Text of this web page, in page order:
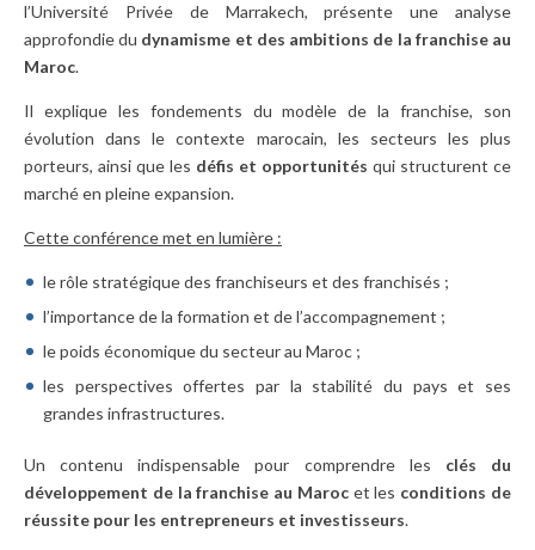
l’Université Privée de Marrakech, présente une analyse
approfondie du dynamisme et des ambitions de la franchise au
Maroc.
Il explique les fondements du modèle de la franchise, son
évolution dans le contexte marocain, les secteurs les plus
porteurs, ainsi que les défis et opportunités qui structurent ce
marché en pleine expansion.
Cette conférence met en lumière :
le rôle stratégique des franchiseurs et des franchisés ;
l’importance de la formation et de l’accompagnement ;
le poids économique du secteur au Maroc ;
les perspectives offertes par la stabilité du pays et ses
grandes infrastructures.
Un contenu indispensable pour comprendre les clés du
développement de la franchise au Marocet les conditions de
réussite pour les entrepreneurs et investisseurs.